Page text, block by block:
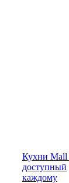
Кухни Mall
доступный
каждому